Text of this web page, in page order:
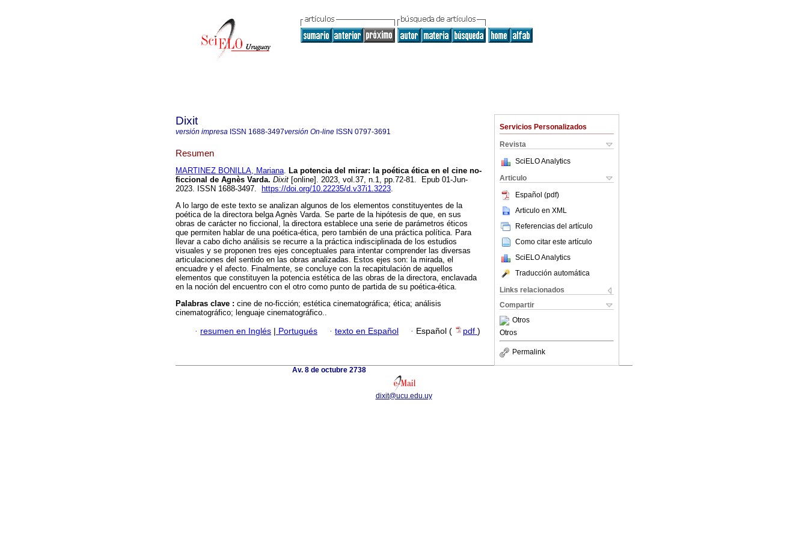
Servicios Personalizados
Revista
SciELO Analytics
Articulo
Español (pdf)
Articulo en XML
Referencias del artículo
Como citar este artículo
SciELO Analytics
Traducción automática
Links relacionados
Compartir
Otros
Otros
Permalink
Dixit
versión impresa ISSN 1688-3497versión On-line ISSN 0797-3691
Resumen
MARTINEZ BONILLA, Mariana. La potencia del mirar: la poética ética en el cine no-
ficcional de Agnès Varda. Dixit [online]. 2023, vol.37, n.1, pp.72-81. Epub 01-Jun-
2023. ISSN 1688-3497.
https://doi.org/10.22235/d.v37i1.3223.
A lo largo de este texto se analizan algunos de los elementos constituyentes de la
poética de la directora belga Agnès Varda. Se parte de la hipótesis de que, en sus
obras de carácter no ficcional, la directora establece una serie de parámetros éticos
que permiten hablar de una poética-ética, pero también de una práctica política. Para
llevar a cabo dicho análisis se recurre a la práctica indisciplinada de los estudios
visuales y se proponen tres ejes conceptuales para intentar comprender las diversas
articulaciones del sentido en las obras analizadas. Estos ejes son: la mirada, el
encuadre y el afecto. Finalmente, se concluye con la recapitulación de aquellos
elementos que constituyen la potencia estética de las obras de la directora, enclavada
en la noción del encuentro con el otro como punto de partida de su poética-ética.
Palabras clave : cine de no-ficción; estética cinematográfica; ética; análisis
cinematográfico; lenguaje cinematográfico..
· resumen en Inglés | Portugués · texto en Español · Español ( pdf )
Av. 8 de octubre 2738
dixit@ucu.edu.uy